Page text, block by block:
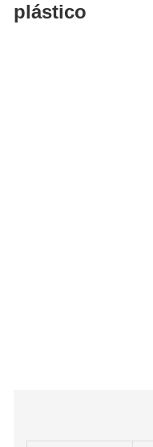
plástico